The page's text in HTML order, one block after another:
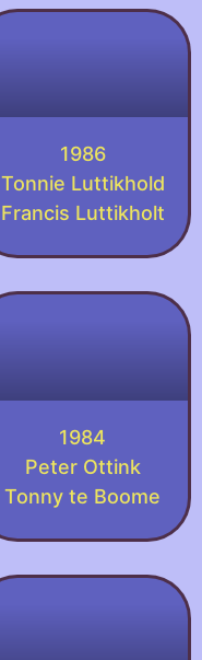
1986
Tonnie Luttikhold
Francis Luttikholt
1984
Peter Ottink
Tonny te Boome